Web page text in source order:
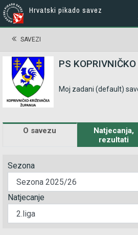
Hrvatski pikado savez
SAVEZI
PS
Moj zadani (default)
O savezu
Natjecanja,
rezultati
Sezona
Natjecanje